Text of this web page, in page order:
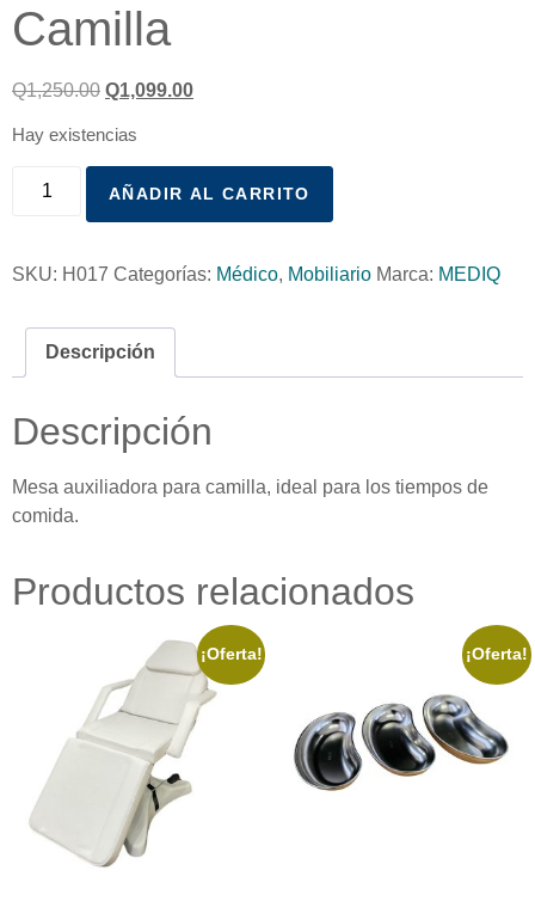
Camilla
Q1,250.00 Q1,099.00
Hay existencias
AÑADIR AL CARRITO
SKU: H017 Categorías: Médico, Mobiliario Marca: MEDIQ
Descripción
Descripción
Mesa auxiliadora para camilla, ideal para los tiempos de
comida.
Productos relacionados
¡Oferta! ¡Oferta!